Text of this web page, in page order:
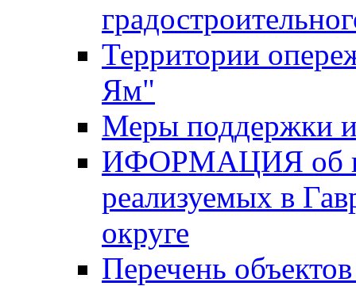
Территории
Ям"
Меры поддержки
ИФОРМАЦИЯ об
реализуемых в
округе
Перечень